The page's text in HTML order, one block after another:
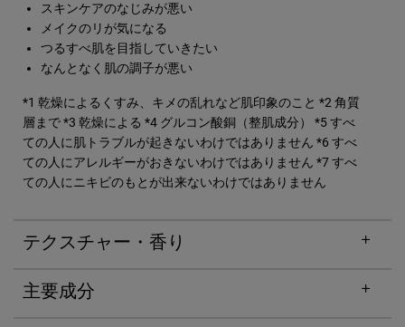
スキンケアのなじみが悪い
メイクのリが気になる
つるすべ肌を目指していきたい
なんとなく肌の調子が悪い
*1 乾燥によるくすみ、キメの乱れなど肌印象のこと *2 角質
層まで*3 乾燥による *4 グルコン酸銅（整肌成分）
*5 すべ
ての人に肌トラブルが起きないわけではありません *6 すべ
ての人にアレルギーがおきないわけではありません *7 すべ
ての人にニキビのもとが出来ないわけではありません
テクスチャー・香り
主要成分